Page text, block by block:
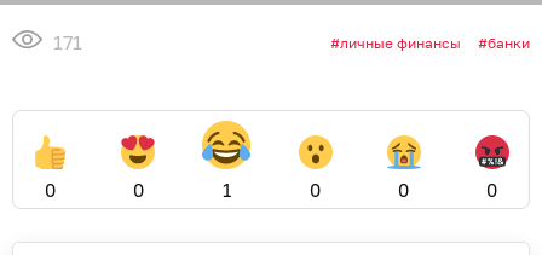
171 личные финансы банки
0 0 1 0 0 0